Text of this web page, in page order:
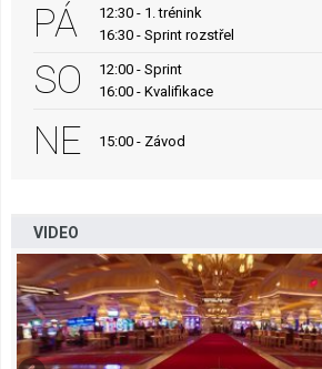
PÁ
12:30 - 1. trénink
16:30 - Sprint rozstřel
SO
12:00 - Sprint
16:00 - Kvalifikace
NE 15:00 - Závod
VIDEO